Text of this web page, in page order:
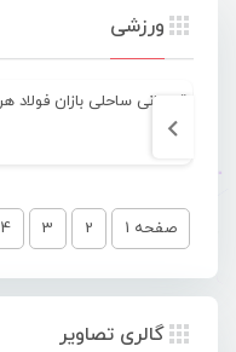
ورزشی
صفحه 1 2
3
4
گالری تصاویر